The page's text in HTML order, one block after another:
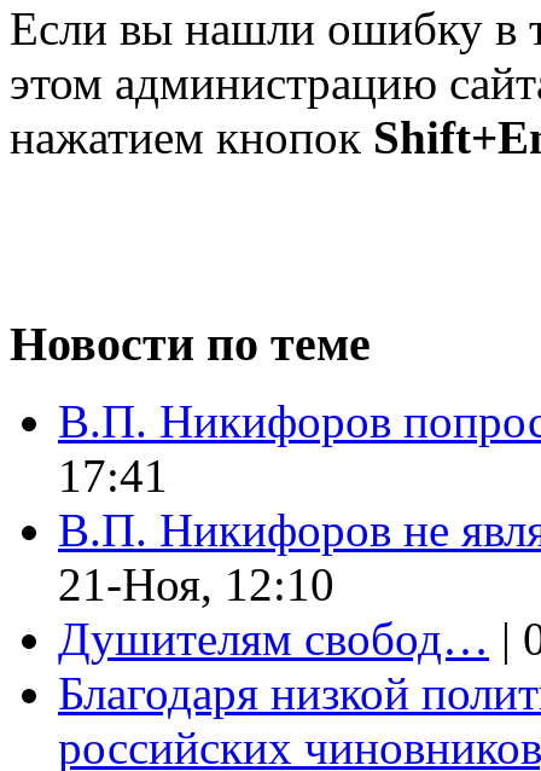
Если вы нашли ошибку в
этом администрацию
нажатием кнопок
Новости по теме
В.П. Никифоров
17:41
В.П. Никифоров не
21-Ноя, 12:10
Душителям свобод… |
Благодаря низкой
российских